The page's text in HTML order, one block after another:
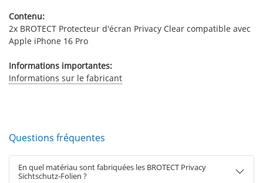
Contenu:
2x BROTECT Protecteur d'écran Privacy Clear compatible avec
Apple iPhone 16 Pro
Informations importantes:
Informations sur le fabricant
Questions fréquentes
En quel matériau sont fabriquées les BROTECT Privacy
Sichtschutz-Folien ?